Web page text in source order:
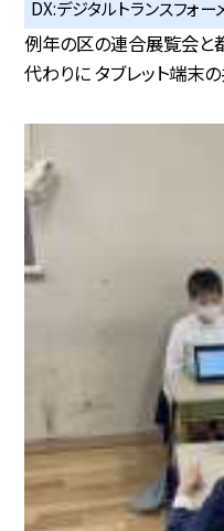
DX:デジタルトランスフォー
例年の区の連合展覧会と
代わりに タブレット端末